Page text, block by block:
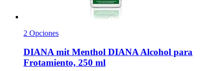
2 Opciones
DIANA mit Menthol DIANA Alcohol para
Frotamiento, 250 ml